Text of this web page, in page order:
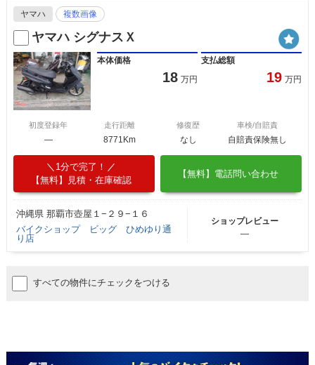
ヤマハ 複数画像
ヤマハ シグナスＸ
本体価格
18 万円
支払総額
19 万円
初度登録年
―
走行距離
8771Km
修復歴
なし
車検/自賠責
自賠責保険無し
1分で完了！
【無料】見積・在庫確認
【無料】電話問い合わせ
沖縄県 那覇市壺屋１−２９−１６
バイクショップ ビッグ ひめゆり通
り店
ショップレビュー
―
すべての物件にチェックをつける